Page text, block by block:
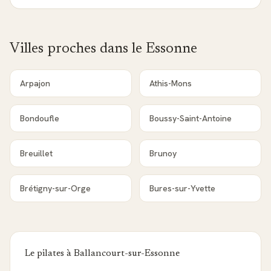
Villes proches dans le Essonne
Arpajon Athis-Mons
Bondoufle Boussy-Saint-Antoine
Breuillet Brunoy
Brétigny-sur-Orge Bures-sur-Yvette
Le pilates à Ballancourt-sur-Essonne